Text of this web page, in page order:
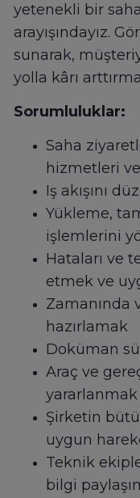
yetenekli bir
arayışındayız.
sunarak,
yolla kârı
Sorumluluklar:
Saha
hizmetleri
Iş akışını
Yükleme,
işlemlerini
Hataları ve
etmek ve
Zamanında
hazırlamak
Doküman
Araç ve
yararlanmak
Şirketin
uygun
Teknik
bilgi